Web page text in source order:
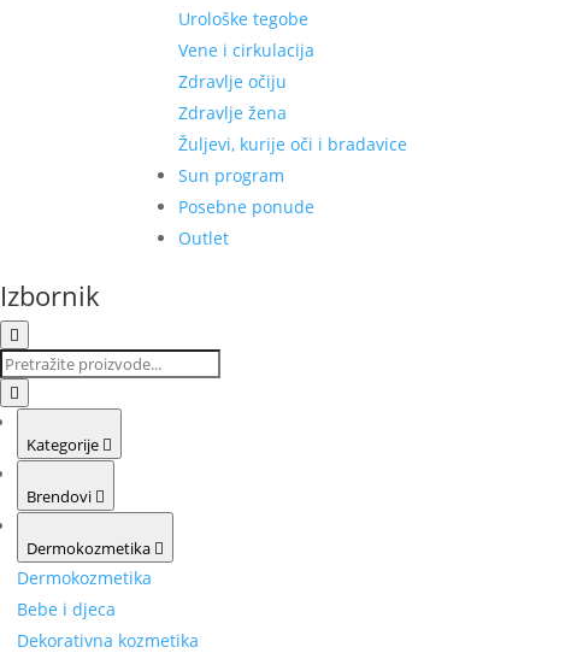
Urološke tegobe
Vene i cirkulacija
Zdravlje očiju
Zdravlje žena
Žuljevi, kurije oči i bradavice
Sun program
Posebne ponude
Outlet
Izbornik
Kategorije
Brendovi
Dermokozmetika
Dermokozmetika
Bebe i djeca
Dekorativna kozmetika